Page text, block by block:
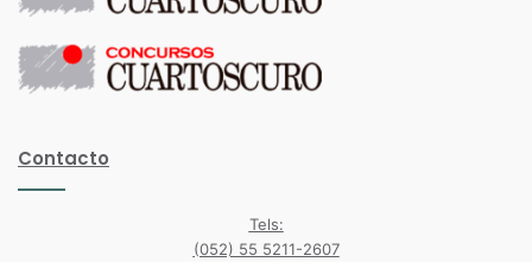
Contacto
Tels:
(052) 55 5211-2607